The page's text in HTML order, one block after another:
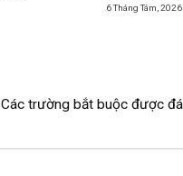
6 Tháng Tám, 2026
Các trường bắt buộc được